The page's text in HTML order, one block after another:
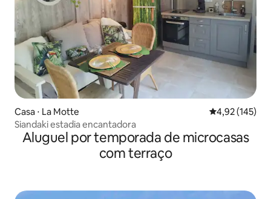
Casa ⋅ La Motte 4,92 de uma
4,92 (145)
Siandaki estadia encantadora
Aluguel por temporada de microcasas
com terraço